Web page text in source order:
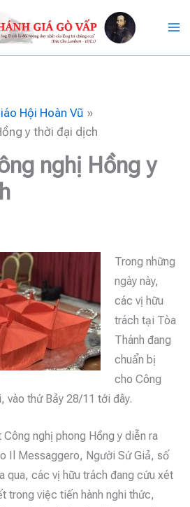
Hội Hoàn Vũ
y thời đại dịch
nghị Hồng y
Trong những
ngày này,
các vị hữu
trách tại Tòa
Thánh đang
chuẩn bị
cho Công
vào thứ Bảy 28/11 tới đây.
nghị phong Hồng y diễn ra
Il Messaggero, Người Sứ Giả, số
qua, các vị hữu trách đang cứu xét
trong việc tiến hành nghi thức,